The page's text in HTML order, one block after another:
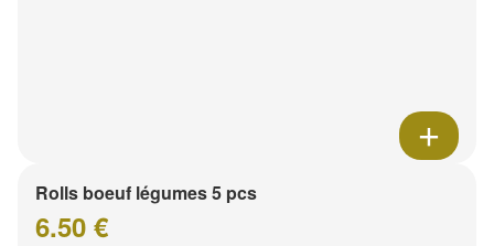
Rolls boeuf légumes 5 pcs
6.50 €